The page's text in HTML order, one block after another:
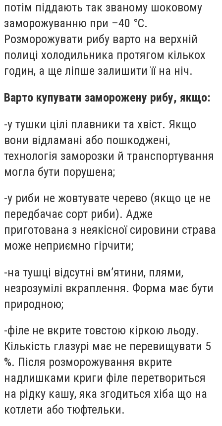
потім піддають так званому шоковому
заморожуванню при –40 °C.
Розморожувати рибу варто на верхній
полиці холодильника протягом кількох
годин, а ще ліпше залишити її на ніч.
Варто купувати заморожену рибу, якщо:
-у тушки цілі плавники та хвіст. Якщо
вони відламані або пошкоджені,
технологія заморозки й транспортування
могла бути порушена;
-у риби не жовтувате черево (якщо це не
передбачає сорт риби). Адже
приготована з неякісної сировини страва
може неприємно гірчити;
-на тушці відсутні вм’ятини, плями,
незрозумілі вкраплення. Форма має бути
природною;
-філе не вкрите товстою кіркою льоду.
Кількість глазурі має не перевищувати 5
%. Після розморожування вкрите
надлишками криги філе перетвориться
на рідку кашу, яка згодиться хіба що на
котлети або тюфтельки.